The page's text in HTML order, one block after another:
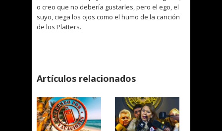
o creo que no debería gustarles, pero el ego, el
suyo, ciega los ojos como el humo de la canción
de los Platters.
Artículos relacionados